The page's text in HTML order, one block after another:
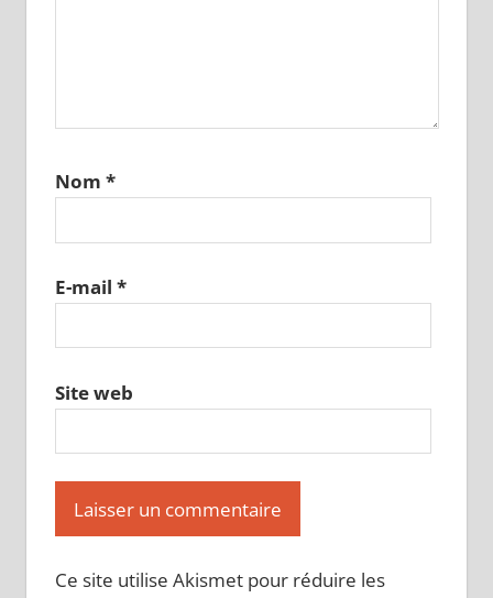
Nom *
E-mail *
Site web
Ce site utilise Akismet pour réduire les